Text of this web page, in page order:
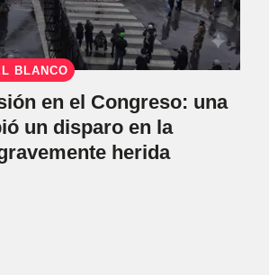
BLANCO
en el Congreso: una
un disparo en la
herida